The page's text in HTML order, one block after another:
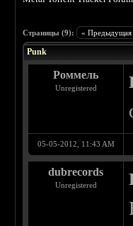
Страницы (9): « Предыдущая
Punk
Роммель
Unregistered
05-05-2012, 11:43 AM
dubrecords
Unregistered